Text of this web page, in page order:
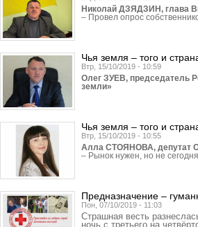
Николай ДЗЯДЗИН, глава
– Провел опрос
Чья земля – того и
Втр, 15/10/2019 - 10:59
Олег ЗУЕВ, председатель
земли»
Чья земля – того и
Втр, 15/10/2019 - 10:55
Алла СТОЯНОВА, депутат
– Рынок нужен, но не
Предназначение –
Пон, 07/10/2019 - 11:03
Страшная весть
ночь с третьего на